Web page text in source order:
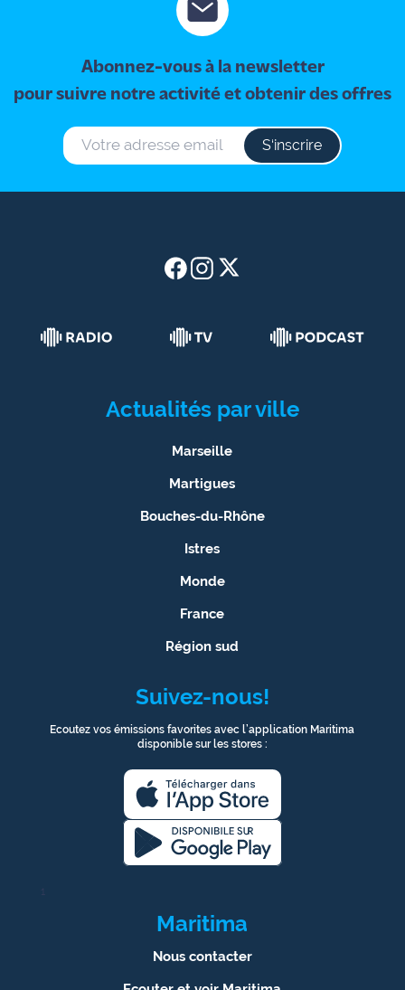
Abonnez-vous à la newsletter
pour suivre notre activité et obtenir des offres
S‘inscrire
Actualités par ville
Marseille
Martigues
Bouches-du-Rhône
Istres
Monde
France
Région sud
Suivez-nous!
Ecoutez vos émissions favorites avec l’application Maritima
disponible sur les stores :
1
Maritima
Nous contacter